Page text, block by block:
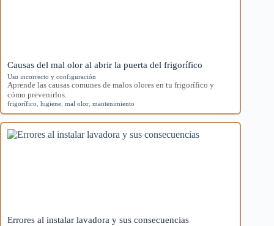
Causas del mal olor al abrir la puerta del frigorífico
Uso incorrecto y configuración
Aprende las causas comunes de malos olores en tu frigorífico y
cómo prevenirlos.
frigorífico higiene mal olor mantenimiento
Errores al instalar lavadora y sus consecuencias